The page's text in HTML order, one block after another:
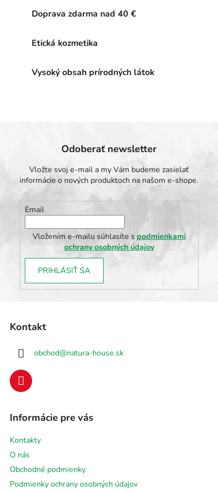
p
v
ý
Doprava zdarma nad 40 €
Etická kozmetika
Vysoký obsah prírodných látok
Odoberať newsletter
Vložte svoj e-mail a my Vám budeme zasielať
informácie o nových produktoch na našom e-shope.
Email
Vložením e-mailu súhlasíte spodmienkami
ochrany osobných údajov
PRIHLÁSIŤ SA
Kontakt
obchod@natura-house.sk
Informácie pre vás
Kontakty
O nás
Obchodné podmienky
Podmienky ochrany osobných údajov